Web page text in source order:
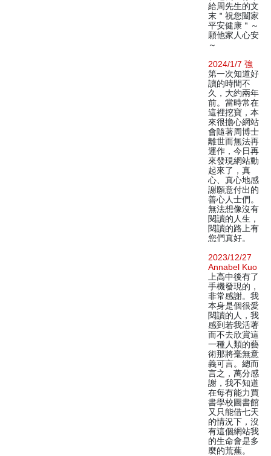
給周先生的文
末＂祝您闔家
平安健康＂～
願他家人心安
～
2024/1/7 強
第一次知道好
讀的時間不
久，大約兩年
前。當時常在
這裡挖寶，本
來很擔心網站
會隨著周博士
離世而無法再
運作，今日再
來發現網站動
起來了，真
心、真心地感
謝願意付出的
善心人士們。
無法想像沒有
閱讀的人生，
閱讀的路上有
您們真好。
2023/12/27
Annabel Kuo
上高中後有了
手機發現的，
非常感謝。我
本身是個很愛
閱讀的人，我
感到若我活著
而不去欣賞這
一種人類的藝
術那將毫無意
義可言。總而
言之，萬分感
謝，我不知道
在每有能力買
書學校圖書館
又只能借七天
的情況下，沒
有這個網站我
的生命會是多
麼的荒蕪。